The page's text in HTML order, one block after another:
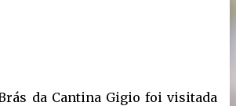
da Cantina Gigio foi visitada